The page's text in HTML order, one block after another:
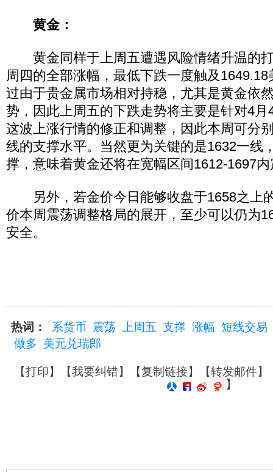
黄金：
黄金同样于上周五遭遇风险情绪升温的
周四的全部涨幅，最低下跌一度触及
过由于贵金属市场相对持稳，尤其是黄金依
势，因此上周五的下跌走势将主要是针对4
这波上涨行情的修正和调整，因此本周可分
线的支撑水平。当然更为关键的是1632一线
撑，意味着黄金还将在宽幅区间1612-1697
另外，若金价今日能够收盘于1658之上
价本周震荡调整格局的展开，至少可以仍为
安全。
热词： 系货币 震荡 上周五 支撑 涨幅 短线交易
做多
美元兑瑞郎
【打印】【我要纠错】【复制链接】【转发邮件】
】